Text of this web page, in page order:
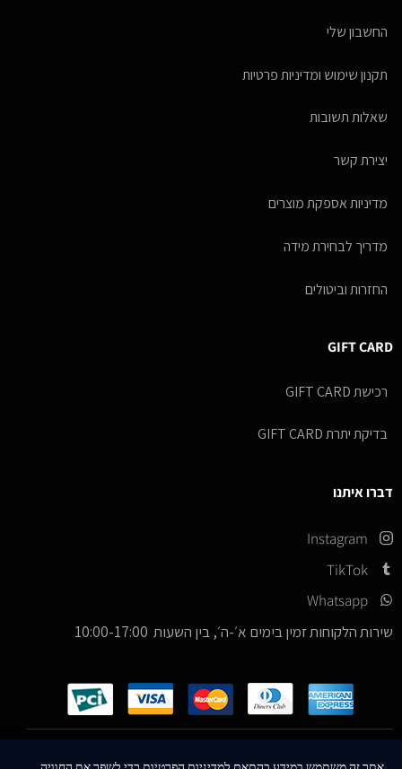
החשבון שלי
תקנון שימוש ומדיניות פרטיות
שאלות תשובות
יצירת קשר
מדיניות אספקת מוצרים
מדריך לבחירת מידה
החזרות וביטולים
GIFT CARD
רכישת GIFT CARD
בדיקת יתרת GIFT CARD
דברו איתנו
Instagram
TikTok
Whatsapp
שירות הלקוחות זמין בימים א׳-ה׳, בין השעות 10:00-17:00